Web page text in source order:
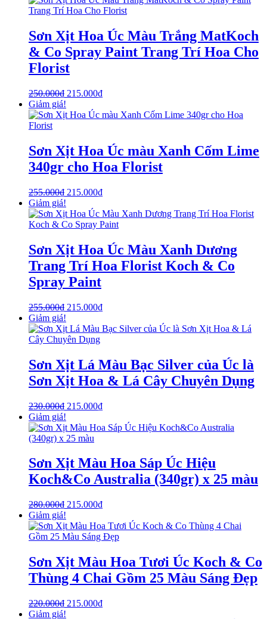
Sơn Xịt Hoa Úc Màu Trắng MatKoch
& Co Spray Paint Trang Trí Hoa Cho
Florist
250.000₫ 215.000₫
Giảm giá!
Sơn Xịt Hoa Úc màu Xanh Cốm Lime
340gr cho Hoa Florist
255.000₫ 215.000₫
Giảm giá!
Sơn Xịt Hoa Úc Màu Xanh Dương
Trang Trí Hoa Florist Koch & Co
Spray Paint
255.000₫ 215.000₫
Giảm giá!
Sơn Xịt Lá Màu Bạc Silver của Úc là
Sơn Xịt Hoa & Lá Cây Chuyên Dụng
230.000₫ 215.000₫
Giảm giá!
Sơn Xịt Màu Hoa Sáp Úc Hiệu
Koch&Co Australia (340gr) x 25 màu
280.000₫ 215.000₫
Giảm giá!
Sơn Xịt Màu Hoa Tươi Úc Koch & Co
Thùng 4 Chai Gồm 25 Màu Sáng Đẹp
220.000₫ 215.000₫
Giảm giá!